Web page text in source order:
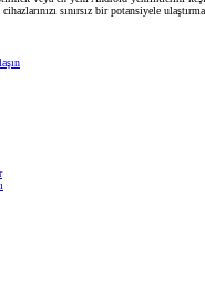
sınırsız bir potansiyele